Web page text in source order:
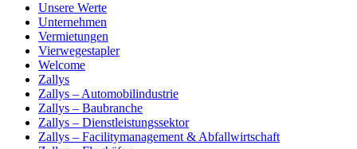
Unsere Werte
Unternehmen
Vermietungen
Vierwegestapler
Welcome
Zallys
Zallys – Automobilindustrie
Zallys – Baubranche
Zallys – Dienstleistungssektor
Zallys – Facilitymanagement & Abfallwirtschaft